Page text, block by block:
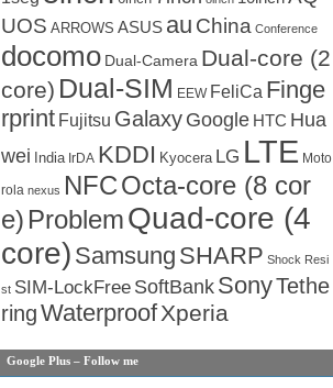
UOS ARROWS ASUS au China Conference
docomo Dual-Camera Dual-core (2
core) Dual-SIM EEW FeliCa Finge
rprint Fujitsu Galaxy Google HTC Hua
wei India IrDA KDDI Kyocera LG LTE Moto
rola nexus NFCOcta-core (8 cor
e) ProblemQuad-core (4
core) Samsung SHARP Shock Resi
st SIM-LockFree SoftBank SonyTethe
ringWaterproofXperia
Google Plus – Follow me